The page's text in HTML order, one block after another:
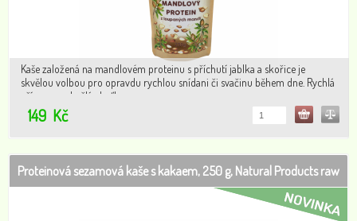
Kaše založená na mandlovém proteinu s příchutí jablka a skořice je
skvělou volbou pro opravdu rychlou snídani či svačinu během dne. Rychlá
příprava a skvělá chuť!
149 Kč
Proteinová sezamová kaše s kakaem, 250 g, Natural Products raw